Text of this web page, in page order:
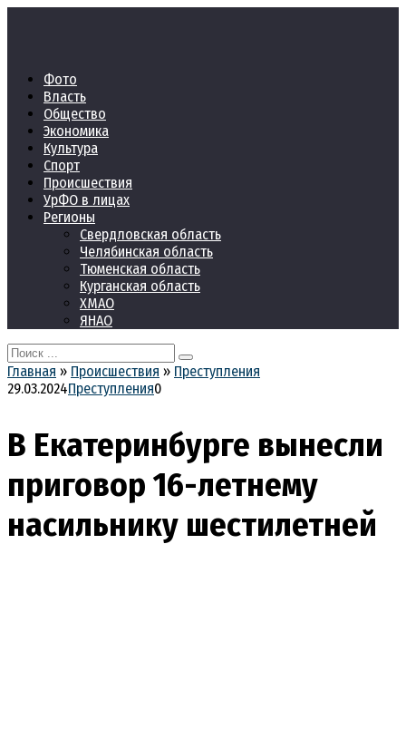
Фото
Власть
Общество
Экономика
Культура
Спорт
Происшествия
УрФО в лицах
Регионы
Свердловская область
Челябинская область
Тюменская область
Курганская область
ХМАО
ЯНАО
Search
for:
Главная » Происшествия » Преступления
29.03.2024Преступления0
В Екатеринбурге вынесли
приговор 16-летнему
насильнику шестилетней